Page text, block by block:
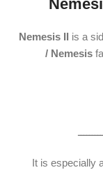
Nemesis II is a
/ Nemesis
It is especially